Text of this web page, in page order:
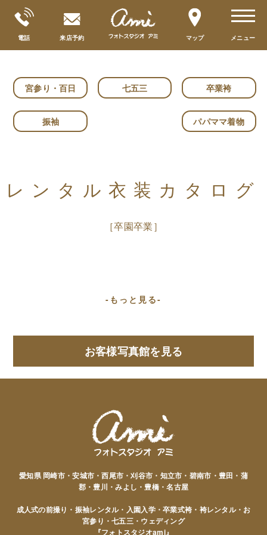
宮参り・百日 七五三 卒業袴
振袖 パパママ着物
レンタル衣装カタログ
［卒園卒業］
-もっと見る-
お客様写真館を見る
愛知県 岡崎市・安城市・西尾市・刈谷市・知立市・碧南市・豊田・蒲
郡・豊川・みよし・豊橋・名古屋
成人式の前撮り・振袖レンタル・入園入学・卒業式袴・袴レンタル・お
宮参り・七五三・ウェディング
『フォトスタジオami』
toggle
電話 来店予約 マップ メニュー